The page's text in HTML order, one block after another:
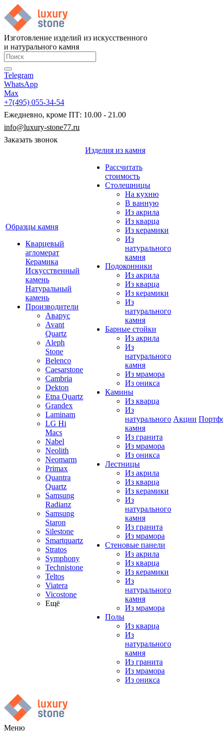
Изготовление изделий из искусственного
и натурального камня
Telegram
WhatsApp
Max
+7(495) 055-34-54
Ежедневно, кроме ПТ: 10.00 - 21.00
info@luxury-stone77.ru
Заказать звонок
Образцы камня
Кварцевый
агломерат
Керамика
Искусственный
камень
Натуральный
камень
Производители
Аварус
Avant
Quartz
Aleph
Stone
Belenco
Caesarstone
Cambria
Dekton
Etna Quartz
Grandex
Laminam
LG Hi
Macs
Nabel
Neolith
Neomarm
Primax
Quantra
Quartz
Samsung
Radianz
Samsung
Staron
Silestone
Smartquartz
Stratos
Symphony
Technistone
Teltos
Viatera
Vicostone
Ещё
Изделия из камня
Рассчитать
стоимость
Столешницы
На кухню
В ванную
Из акрила
Из кварца
Из керамики
Из
натурального
камня
Подоконники
Из акрила
Из кварца
Из керамики
Из
натурального
камня
Барные стойки
Из акрила
Из
натурального
камня
Из мрамора
Из оникса
Камины
Из кварца
Из
натурального
камня
Из гранита
Из мрамора
Из оникса
Лестницы
Из акрила
Из кварца
Из керамики
Из
натурального
камня
Из гранита
Из мрамора
Стеновые панели
Из акрила
Из кварца
Из керамики
Из
натурального
камня
Из мрамора
Полы
Из кварца
Из
натурального
камня
Из гранита
Из мрамора
Из оникса
Акции
Меню